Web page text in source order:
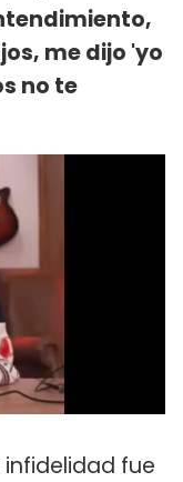
me dijo 'yo
no te
infidelidad fue